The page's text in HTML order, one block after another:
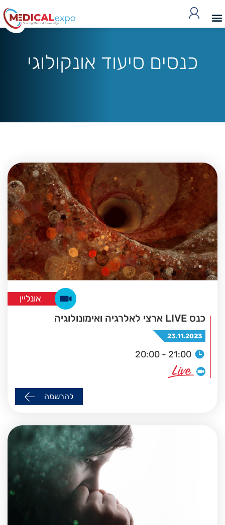
כנסים סיעוד אונקולוגי
אונליין
כנס LIVE ארצי לאלרגיה ואימונולוגיה
23.11.2023
20:00 - 21:00
להרשמה